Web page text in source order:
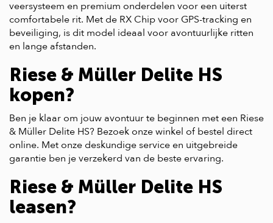
veersysteem en premium onderdelen voor een uiterst
comfortabele rit. Met de RX Chip voor GPS-tracking en
beveiliging, is dit model ideaal voor avontuurlijke ritten
en lange afstanden.
Riese & Müller Delite HS
kopen?
Ben je klaar om jouw avontuur te beginnen met een Riese
& Müller Delite HS? Bezoek onze winkel of bestel direct
online. Met onze deskundige service en uitgebreide
garantie ben je verzekerd van de beste ervaring.
Riese & Müller Delite HS
leasen?